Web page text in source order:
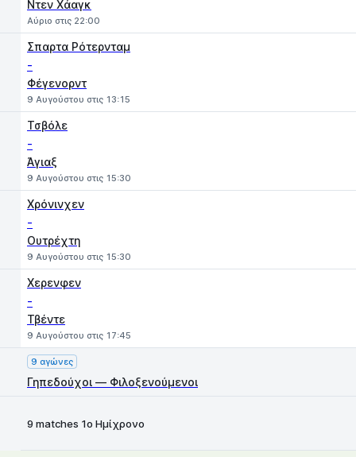
Ντεν Χάαγκ
Αύριο στις 22:00
Σπαρτα Ρότερνταμ
-
Φέγενορντ
9 Αυγούστου στις 13:15
Τσβόλε
-
Άγιαξ
9 Αυγούστου στις 15:30
Χρόνινχεν
-
Ουτρέχτη
9 Αυγούστου στις 15:30
Χερενφεν
-
Τβέντε
9 Αυγούστου στις 17:45
9 αγώνες
Γηπεδούχοι — Φιλοξενούμενοι
9 matches 1ο Ημίχρονο